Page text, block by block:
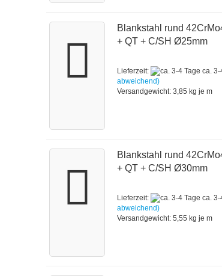
Blankstahl rund
+ QT + C/SH Ø25mm
Lieferzeit: ca. 3-
abweichend)
Versandgewicht:3,85 kg je m
Blankstahl rund
+ QT + C/SH Ø30mm
Lieferzeit: ca. 3-
abweichend)
Versandgewicht:5,55 kg je m